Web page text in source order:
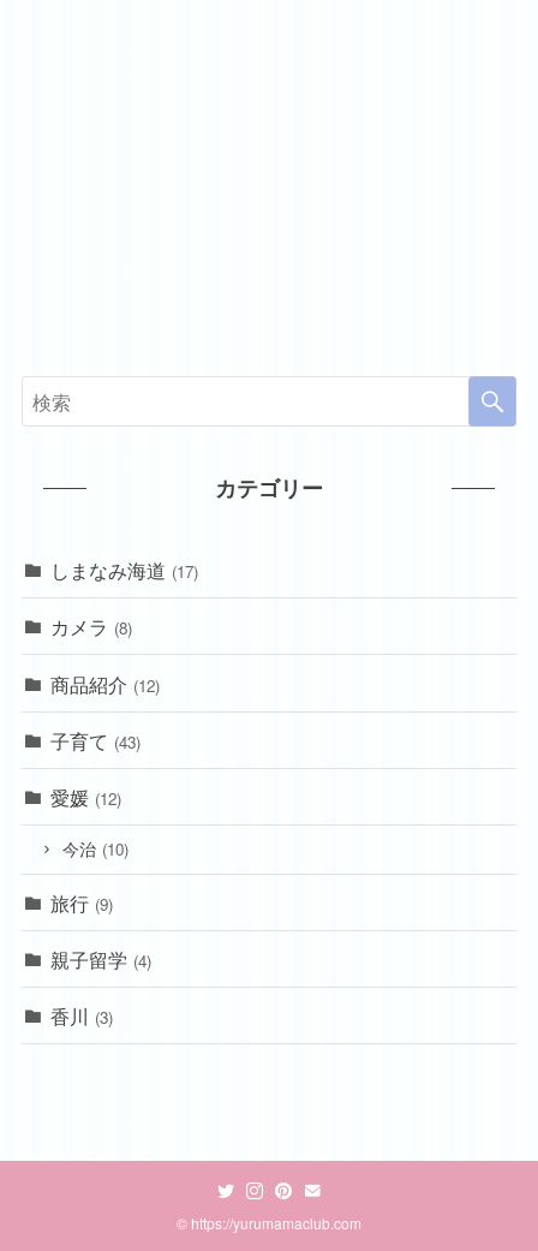
カテゴリー
しまなみ海道 (17)
カメラ (8)
商品紹介 (12)
子育て (43)
愛媛 (12)
今治 (10)
旅行 (9)
親子留学 (4)
香川 (3)
© https://yurumamaclub.com